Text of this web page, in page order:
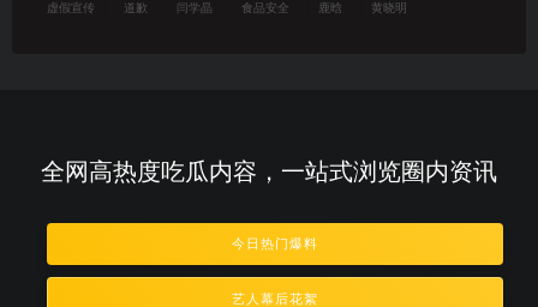
虚假宣传 道歉 闫学晶 食品安全 鹿晗 黄晓明
全网高热度吃瓜内容，一站式浏览圈内资讯
今日热门爆料
艺人幕后花絮